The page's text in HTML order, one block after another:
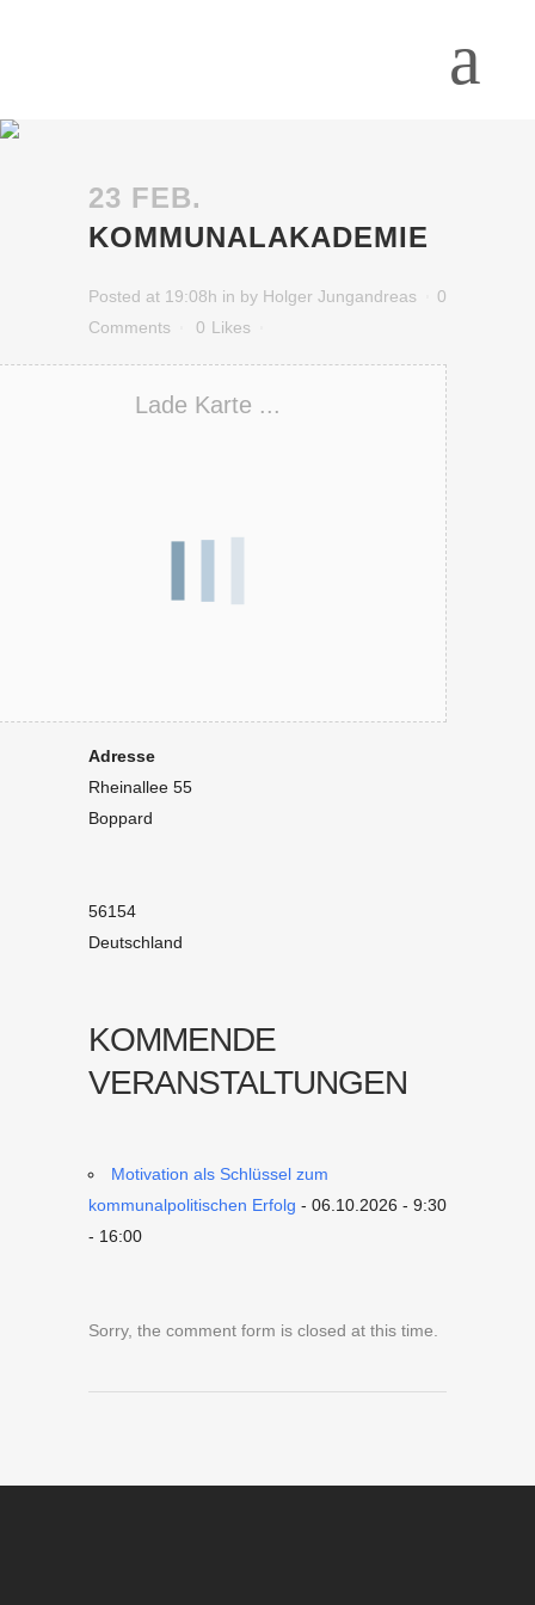
23 FEB.
KOMMUNALAKADEMIE
Posted at 19:08h in by Holger Jungandreas
0
Comments
0 Likes
Lade Karte ...
Adresse
Rheinallee 55
Boppard
56154
Deutschland
KOMMENDE
VERANSTALTUNGEN
Motivation als Schlüssel zum
kommunalpolitischen Erfolg - 06.10.2026 - 9:30
- 16:00
Sorry, the comment form is closed at this time.